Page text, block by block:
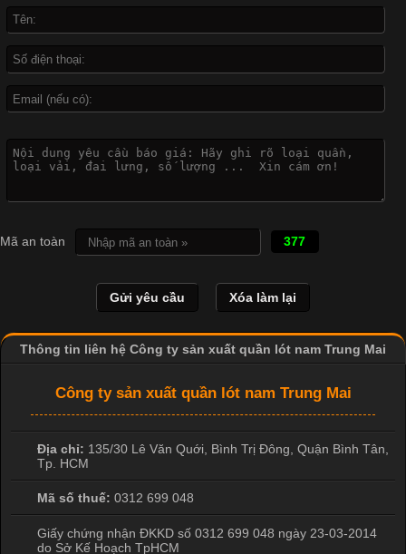
được ứng dụng rộng rãi trong ngành sản xuất may mặc, đặc
Đại
Cập nhật 2026-04-21 15:41:03
In Chuyển Nhiệt Là Gì? Công Nghệ In Hiện Đại Trong Ngành
May Mặc Trong ngành in ấn và thời trang, in chuyển nhiệt đang
hình ảnh sắc nét và bền màu. Đặc biệt, kỹ thuật này được ứng
dụng rộng rãi trong sản xuất áo thun, đồ thể thao
Mã an toàn 377
Thông tin liên hệ Công ty sản xuất quần lót nam Trung Mai
Công ty sản xuất quần lót nam Trung Mai
Địa chỉ: 135/30 Lê Văn Quới, Bình Trị Đông, Quận Bình Tân,
Tp. HCM
Mã số thuế: 0312 699 048
Giấy chứng nhận ĐKKD số 0312 699 048 ngày 23-03-2014
do Sở Kế Hoạch TpHCM